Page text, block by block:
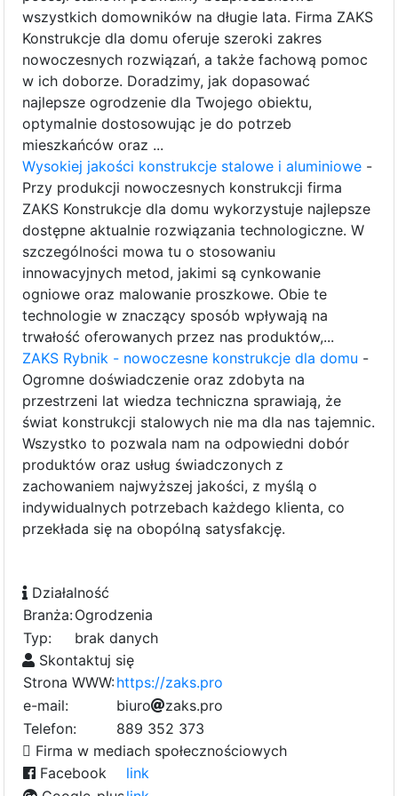
wszystkich domowników na długie lata. Firma ZAKS
Konstrukcje dla domu oferuje szeroki zakres
nowoczesnych rozwiązań, a także fachową pomoc
w ich doborze. Doradzimy, jak dopasować
najlepsze ogrodzenie dla Twojego obiektu,
optymalnie dostosowując je do potrzeb
mieszkańców oraz ...
Wysokiej jakości konstrukcje stalowe i aluminiowe -
Przy produkcji nowoczesnych konstrukcji firma
ZAKS Konstrukcje dla domu wykorzystuje najlepsze
dostępne aktualnie rozwiązania technologiczne. W
szczególności mowa tu o stosowaniu
innowacyjnych metod, jakimi są cynkowanie
ogniowe oraz malowanie proszkowe. Obie te
technologie w znaczący sposób wpływają na
trwałość oferowanych przez nas produktów,...
ZAKS Rybnik - nowoczesne konstrukcje dla domu -
Ogromne doświadczenie oraz zdobyta na
przestrzeni lat wiedza techniczna sprawiają, że
świat konstrukcji stalowych nie ma dla nas tajemnic.
Wszystko to pozwala nam na odpowiedni dobór
produktów oraz usług świadczonych z
zachowaniem najwyższej jakości, z myślą o
indywidualnych potrzebach każdego klienta, co
przekłada się na obopólną satysfakcję.
Działalność
Branża:Ogrodzenia
Typ:
brak danych
Skontaktuj się
Strona WWW:https://zaks.pro
e-mail:
bf
iuro zab
ks.pr0
o
Telefon:
889 352 373
Firma w mediach społecznościowych
Facebook
link